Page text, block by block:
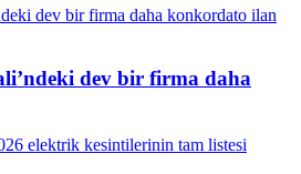
dev bir firma daha